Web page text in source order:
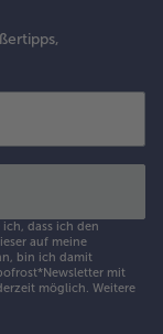
dass ich den
auf meine
bin ich damit
mit
möglich. Weitere